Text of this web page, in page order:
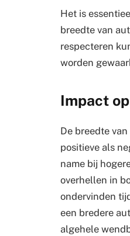
Het is
breedte van
respecteren
worden
Impact
De breedte
positieve als
name bij
overhellen in
ondervinden
een bredere
algehele